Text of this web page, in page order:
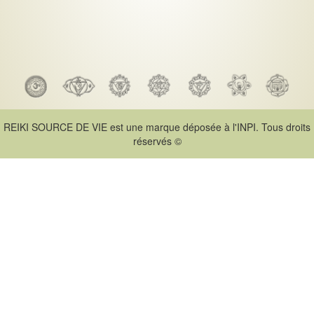
REIKI SOURCE DE VIE est une marque déposée à l'INPI. Tous droits
réservés ©